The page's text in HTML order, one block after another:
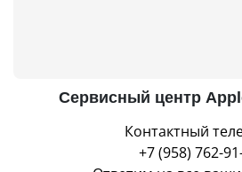
Сервисный центр
Контактный
+7 (958) 762-